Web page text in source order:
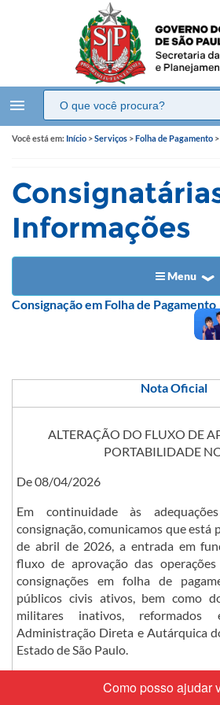
menu
Você está em: Início >Serviços >Folha de Pagamento >
Informações
Menu
​​​​​​Consignação em Folha de Pagamento
​​​​​Nota Oficial​​​​​​​​​​​
ALTERAÇÃO DO FLUXO DE
PORTABILIDADE
De 08/04/2026​
Em continuidade às
consignação, comunicamos que está
de abril de 2026, a entrada em
fluxo de aprovação das
consignações em folha de
públicos civis ativos, bem como
militares inativos, reformados
Administração Direta e Autárquica
Estado de São Paulo.
Com a nova operacionalização, a
beneficiário passará a ocorrer no